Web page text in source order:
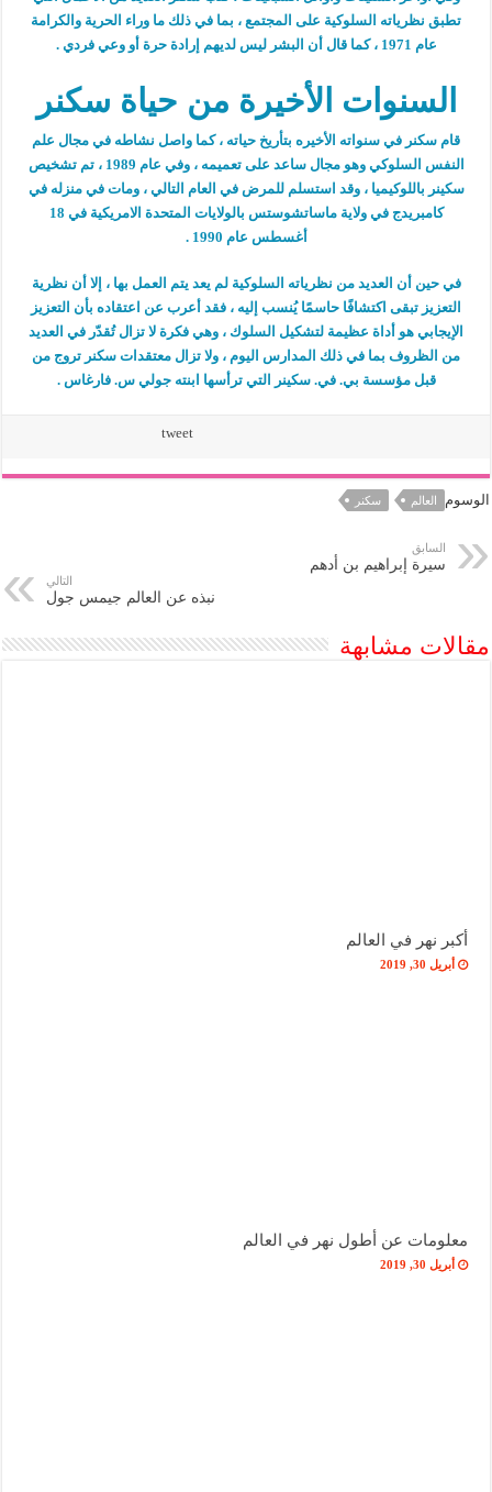
تطبق نظرياته السلوكية على المجتمع ، بما في ذلك ما وراء الحرية والكرامة
عام 1971 ، كما قال أن البشر ليس لديهم إرادة حرة أو وعي فردي .
السنوات الأخيرة من حياة سكنر
قام سكنر في سنواته الأخيره بتأريخ حياته ، كما واصل نشاطه في مجال علم
النفس السلوكي وهو مجال ساعد على تعميمه ، وفي عام 1989 ، تم تشخيص
سكينر باللوكيميا ، وقد استسلم للمرض في العام التالي ، ومات في منزله في
كامبريدج في ولاية ماساتشوستس بالولايات المتحدة الامريكية في 18
أغسطس عام 1990 .
في حين أن العديد من نظرياته السلوكية لم يعد يتم العمل بها ، إلا أن نظرية
التعزيز تبقى اكتشافًا حاسمًا يُنسب إليه ، فقد أعرب عن اعتقاده بأن التعزيز
الإيجابي هو أداة عظيمة لتشكيل السلوك ، وهي فكرة لا تزال تُقدّر في العديد
من الظروف بما في ذلك المدارس اليوم ، ولا تزال معتقدات سكنر تروج من
قبل مؤسسة بي. في. سكينر التي ترأسها ابنته جولي س. فارغاس .
tweet
الوسوم العالم سكنر
السابق
سيرة إبراهيم بن أدهم
التالي
نبذه عن العالم جيمس جول
مقالات مشابهة
أكبر نهر في العالم
أبريل 30, 2019
معلومات عن أطول نهر في العالم
أبريل 30, 2019